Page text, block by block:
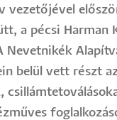
vezetőjével
a pécsi Harman
Nevetnikék
belül vett részt